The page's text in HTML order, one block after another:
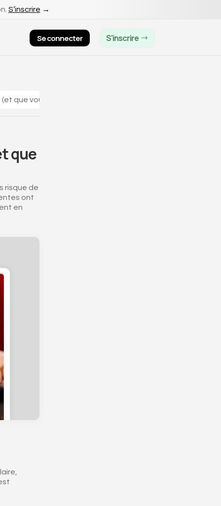
S’inscrire →
Se connecter S'inscrire
que vous devez savoir anticiper en 2025)
que
risque de
ont
en